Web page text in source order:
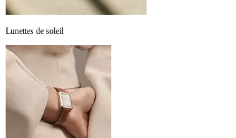
Lunettes de soleil